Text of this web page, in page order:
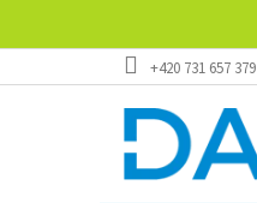
obsah
+420 731 657 379